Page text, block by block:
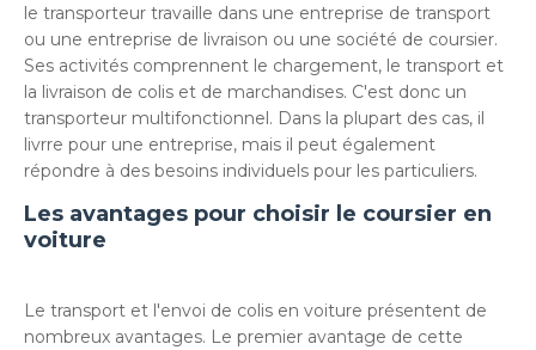
le transporteur travaille dans une entreprise de transport
ou une entreprise de livraison ou une société de coursier.
Ses activités comprennent le chargement, le transport et
la livraison de colis et de marchandises. C'est donc un
transporteur multifonctionnel. Dans la plupart des cas, il
livrre pour une entreprise, mais il peut également
répondre à des besoins individuels pour les particuliers.
Les avantages pour choisir le coursier en
voiture
Le transport et l'envoi de colis en voiture présentent de
nombreux avantages. Le premier avantage de cette